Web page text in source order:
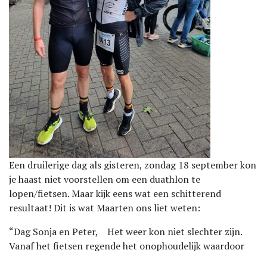
Een druilerige dag als gisteren, zondag 18 september kon
je haast niet voorstellen om een duathlon te
lopen/fietsen. Maar kijk eens wat een schitterend
resultaat! Dit is wat Maarten ons liet weten:
“Dag Sonja en Peter, Het weer kon niet slechter zijn.
Vanaf het fietsen regende het onophoudelijk waardoor